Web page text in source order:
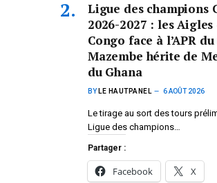
Ligue des champions
2026-2027 : les Aigles
Congo face à l’APR
Mazembe hérite de
du Ghana
BY LE HAUTPANEL 6 AOÛT 2026
Le tirage au sort des tours
Ligue des champions…
Partager :
Facebook X